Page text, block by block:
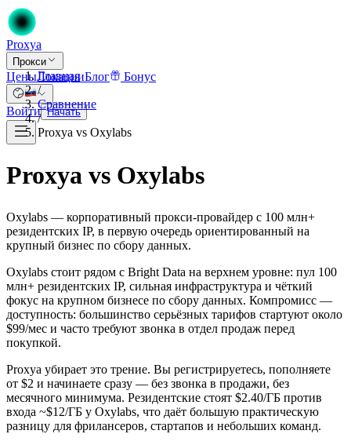
Proxya
Прокси
ЦеныЛокацииБлог Бонус
Войти Начать
Главная
/
Сравнение
/
Proxya vs Oxylabs
Proxya vs Oxylabs
Oxylabs — корпоративный прокси-провайдер с 100 млн+
резидентских IP, в первую очередь ориентированный на
крупный бизнес по сбору данных.
Oxylabs стоит рядом с Bright Data на верхнем уровне: пул 100
млн+ резидентских IP, сильная инфраструктура и чёткий
фокус на крупном бизнесе по сбору данных. Компромисс —
доступность: большинство серьёзных тарифов стартуют около
$99/мес и часто требуют звонка в отдел продаж перед
покупкой.
Proxya убирает это трение. Вы регистрируетесь, пополняете
от $2 и начинаете сразу — без звонка в продажи, без
месячного минимума. Резидентские стоят $2.40/ГБ против
входа ~$12/ГБ у Oxylabs, что даёт большую практическую
разницу для фрилансеров, стартапов и небольших команд.